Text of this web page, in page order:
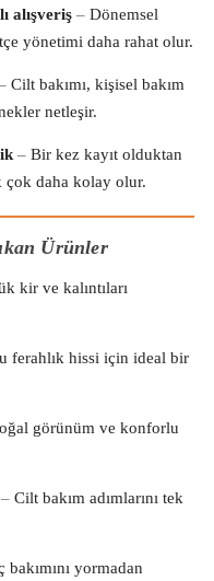
alışveriş – Dönemsel
yönetimi daha rahat olur.
Cilt bakımı, kişisel bakım
netleşir.
– Bir kez kayıt olduktan
çok daha kolay olur.
Ürünler
kir ve kalıntıları
ferahlık hissi için ideal bir
görünüm ve konforlu
– Cilt bakım adımlarını tek
bakımını yormadan